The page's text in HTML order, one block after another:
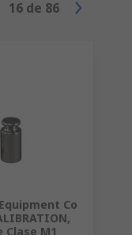
16 de 86
Co
M1